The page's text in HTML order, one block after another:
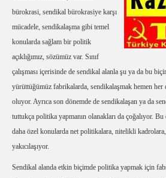
bürokrasi, sendikal bürokrasiye karşı
mücadele, sendikalaşma gibi temel
konularda sağlam bir politik
açıklığımız, sözümüz var. Sınıf
çalışması içerisinde de sendikal alanla şu ya da bu
yürüttüğümüz fabrikalarda, sendikalaşmak hemen
oluyor. Ayrıca son dönemde de sendikalaşan ya da
tuttukça politika yapmanın olanakları da çoğalıyor.
daha özel konularda net politikalara, nitelikli
yakıcılaşıyor.
Sendikal alanda etkin biçimde politika yapmak için